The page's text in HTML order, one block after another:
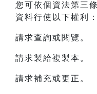
您可依個資法第三
資料行使以下權利：
請求查詢或閱覽。
請求製給複製本。
請求補充或更正。